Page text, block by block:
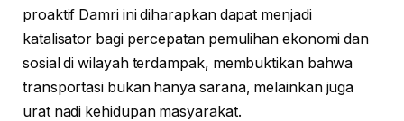
proaktif Damri ini diharapkan dapat menjadi
katalisator bagi percepatan pemulihan ekonomi dan
sosial di wilayah terdampak, membuktikan bahwa
transportasi bukan hanya sarana, melainkan juga
urat nadi kehidupan masyarakat.